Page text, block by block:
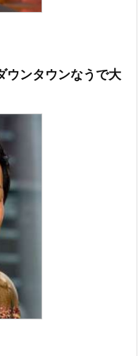
ウンタウンなうで大